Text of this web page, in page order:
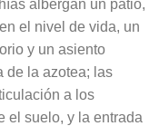
albergan un patio,
el nivel de vida, un
y un asiento
de la azotea; las
a los
el suelo, y la entrada